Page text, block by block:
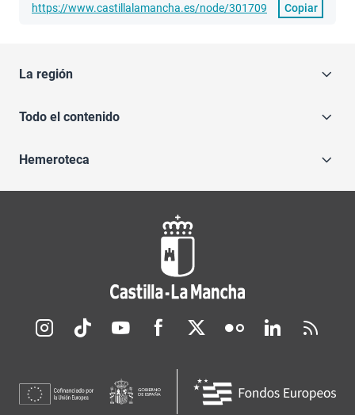
https://www.castillalamancha.es/node/301709
Copiar
La región
Todo el contenido
Hemeroteca
Redes sociales JCCM